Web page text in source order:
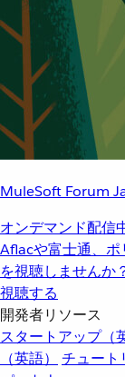
MuleSoft Forum
オンデマンド配信
Aflacや富士通、
を視聴しませんか
視聴する
開発者リソース
スタートアップ（
（英語）
チュート